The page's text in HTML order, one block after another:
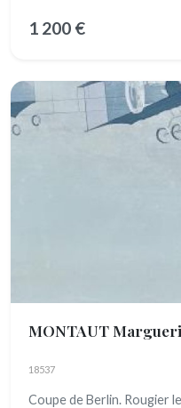
1 200 €
MONTAUT
18537
Coupe de Berlin. Rougier